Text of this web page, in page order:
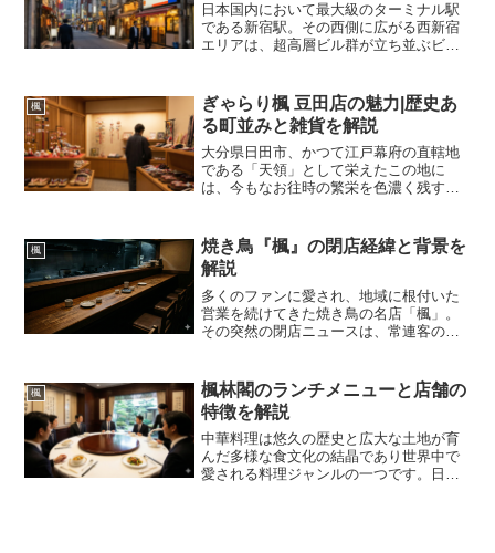
日本国内において最大級のターミナル駅
である新宿駅。その西側に広がる西新宿
エリアは、超高層ビル群が立ち並ぶビジ
めく多様性のある街です。企業活動の拠
点として、あるいはサービ...
楓
ぎゃらり楓 豆田店の魅力|歴史あ
る町並みと雑貨を解説
大分県日田市、かつて江戸幕府の直轄地
である「天領」として栄えたこの地に
は、今もなお往時の繁栄を色濃く残す美
とも称されるこのエリアは、白壁の土蔵
や格子戸の商家が建ち並び、...
楓
焼き鳥『楓』の閉店経緯と背景を
解説
多くのファンに愛され、地域に根付いた
営業を続けてきた焼き鳥の名店「楓」。
その突然の閉店ニュースは、常連客のみ
になるほどの賑わいを見せていた時期も
あっただけに、なぜこのタ...
楓
楓林閣のランチメニューと店舗の
特徴を解説
中華料理は悠久の歴史と広大な土地が育
んだ多様な食文化の結晶であり世界中で
愛される料理ジャンルの一つです。日本